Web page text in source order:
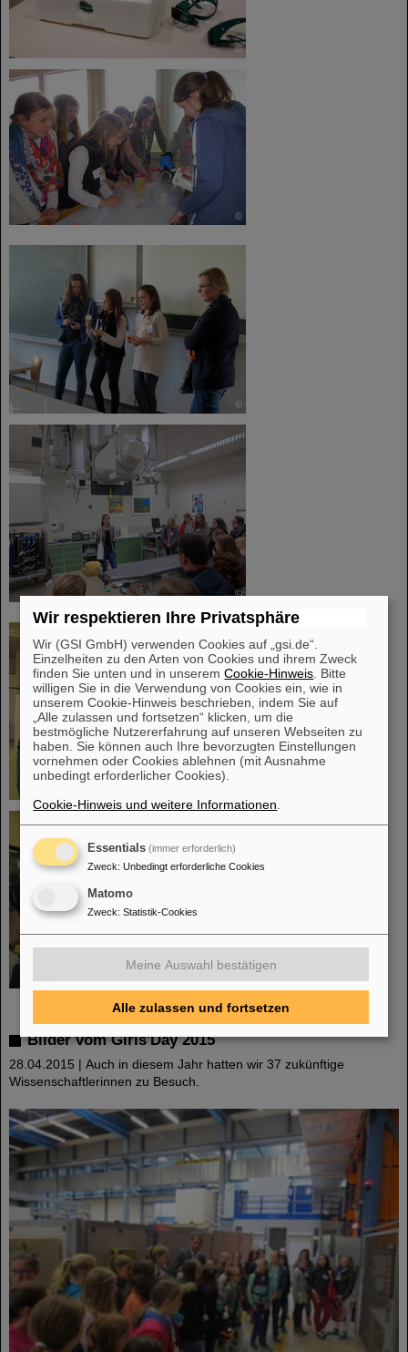
©
©
©
©
©
Bilder vom Girls'Day 2015
28.04.2015 | Auch in diesem Jahr hatten wir 37 zukünftige
Wissenschaftlerinnen zu Besuch.
Wir respektieren Ihre Privatsphäre
Wir (GSI GmbH) verwenden Cookies auf „gsi.de“.
Einzelheiten zu den Arten von Cookies und ihrem Zweck
finden Sie unten und in unseremCookie-Hinweis . Bitte
willigen Sie in die Verwendung von Cookies ein, wie in
unserem Cookie-Hinweis beschrieben, indem Sie auf
„Alle zulassen und fortsetzen“ klicken, um die
bestmögliche Nutzererfahrung auf unseren Webseiten zu
haben. Sie können auch Ihre bevorzugten Einstellungen
vornehmen oder Cookies ablehnen (mit Ausnahme
unbedingt erforderlicher Cookies).
Cookie-Hinweis und weitere Informationen
Essentials (immer erforderlich)
Zweck: Unbedingt erforderliche Cookies
Matomo
Zweck: Statistik-Cookies
Meine Auswahl bestätigen
Alle zulassen und fortsetzen